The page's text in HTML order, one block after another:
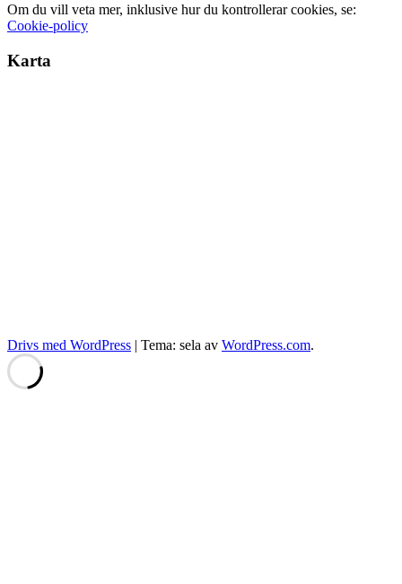
Om du vill veta mer, inklusive hur du kontrollerar cookies, se:
Cookie-policy
Karta
Drivs med WordPress | Tema: sela av WordPress.com.